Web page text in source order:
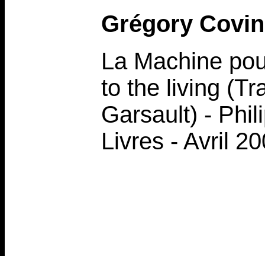
Grégory Covin
La Machine
to the living
Garsault) -
Livres - Avril